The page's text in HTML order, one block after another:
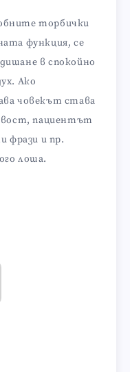
торбички
функция, се
в спокойно
Ако
човекът става
пациентът
фрази и пр.
лоша.